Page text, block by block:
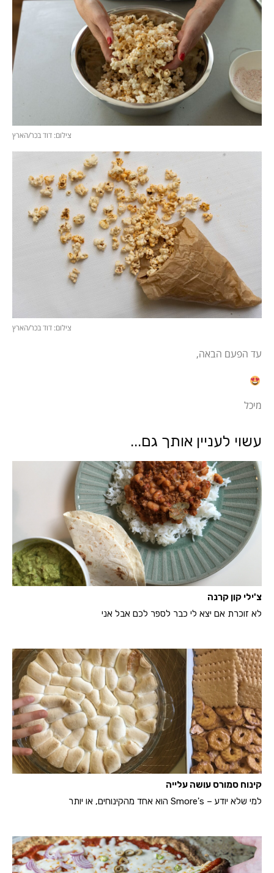
צילום: דוד בכר/הארץ
צילום: דוד בכר/הארץ
עד הפעם הבאה,
מיכל
עשוי לעניין אותך גם...
צ'ילי קון קרנה
לא זוכרת אם יצא לי כבר לספר לכם אבל אני
קינוח סמורס עושה עלייה
למי שלא יודע – Smore's הוא אחד מהקינוחים, או יותר